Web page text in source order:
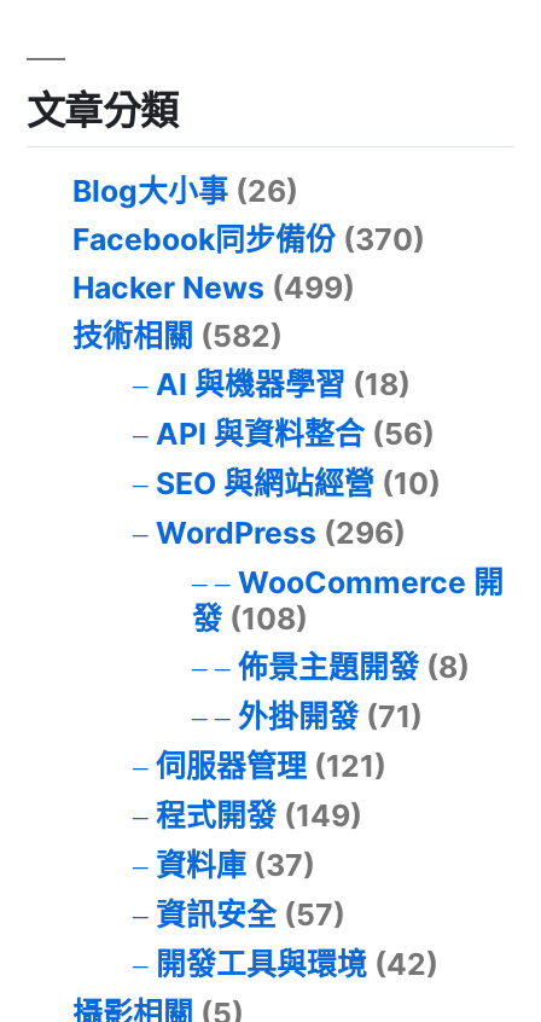
文章分類
Blog大小事 (26)
Facebook同步備份 (370)
Hacker News (499)
技術相關 (582)
AI 與機器學習 (18)
API 與資料整合(56)
SEO 與網站經營 (10)
WordPress (296)
WooCommerce 開
發(108)
佈景主題開發(8)
外掛開發(71)
伺服器管理(121)
程式開發(149)
資料庫(37)
資訊安全(57)
開發工具與環境(42)
攝影相關 (5)